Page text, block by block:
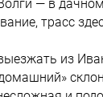
— в
трасс
из